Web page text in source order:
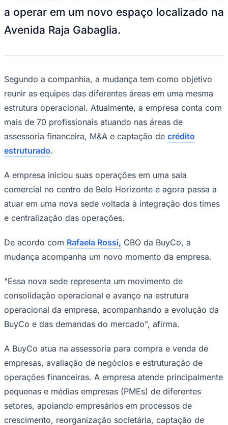
Juventude
Ceará
Avenida Raja Gabaglia.
Segundo a companhia, a mudança tem como objetivo
estrutura operacional. Atualmente, a empresa conta com
mais de 70 profissionais atuando nas áreas de
assessoria financeira, M&A e captação decrédito
estruturado.
A empresa iniciou suas operações em uma sala
atuar em uma nova sede voltada à integração dos times
e centralização das operações.
De acordo comRafaela Rossi,CBO da BuyCo, a
"Essa nova sede representa um movimento de
operacional da empresa, acompanhando a evolução da
BuyCo e das demandas do mercado", afirma.
A BuyCo atua na assessoria para compra e venda de
operações financeiras. A empresa atende principalmente
pequenas e médias empresas (PMEs) de diferentes
setores, apoiando empresários em processos de
crescimento, reorganização societária, captação de
recursos, sucessão empresarial e preparação para